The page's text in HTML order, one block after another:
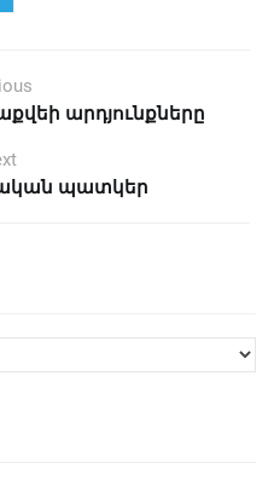
արդյունքները
պատկեր